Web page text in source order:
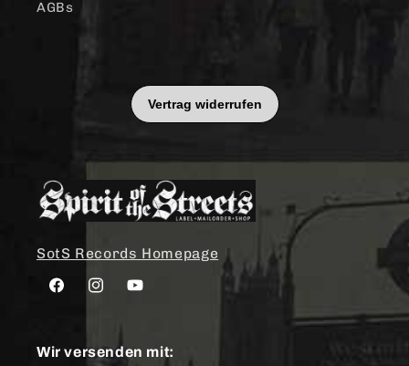
AGBs
SotS Records Homepage
FacebookInstagramYouTube
Wir versenden mit: